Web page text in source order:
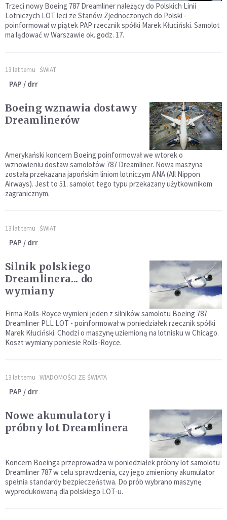
Trzeci nowy Boeing 787 Dreamliner należący do Polskich Linii
Lotniczych LOT leci ze Stanów Zjednoczonych do Polski -
poinformował w piątek PAP rzecznik spółki Marek Kłuciński. Samolot
ma lądować w Warszawie ok. godz. 17.
13 lat temu ŚWIAT
PAP / drr
Boeing wznawia dostawy
Dreamlinerów
Amerykański koncern Boeing poinformował we wtorek o
wznowieniu dostaw samolotów 787 Dreamliner. Nowa maszyna
została przekazana japońskim liniom lotniczym ANA (All Nippon
Airways). Jest to 51. samolot tego typu przekazany użytkownikom
zagranicznym.
13 lat temu ŚWIAT
PAP / drr
Silnik polskiego
Dreamlinera... do
wymiany
Firma Rolls-Royce wymieni jeden z silników samolotu Boeing 787
Dreamliner PLL LOT - poinformował w poniedziałek rzecznik spółki
Marek Kłuciński. Chodzi o maszynę uziemioną na lotnisku w Chicago.
Koszt wymiany poniesie Rolls-Royce.
13 lat temu WIADOMOŚCI ZE ŚWIATA
PAP / drr
Nowe akumulatory i
próbny lot Dreamlinera
Koncern Boeinga przeprowadza w poniedziałek próbny lot samolotu
Dreamliner 787 w celu sprawdzenia, czy jego zmieniony akumulator
spełnia standardy bezpieczeństwa. Do prób wybrano maszynę
wyprodukowaną dla polskiego LOT-u.